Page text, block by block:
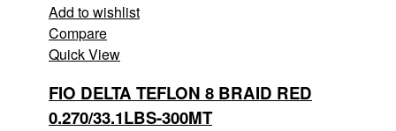
Add to wishlist
Compare
Quick View
FIO DELTA TEFLON 8 BRAID RED
0.270/33.1LBS-300MT